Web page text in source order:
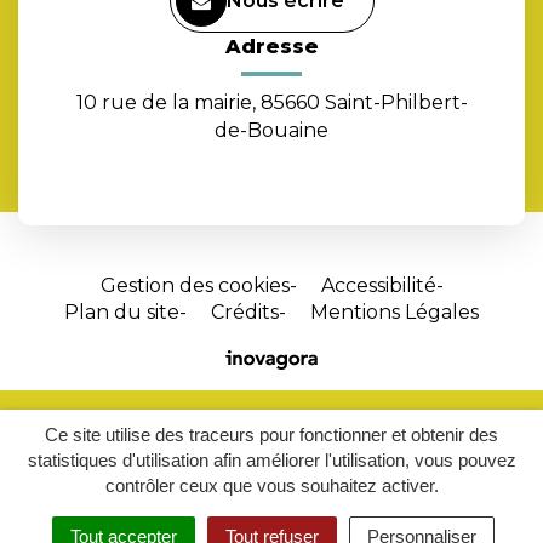
Ce site utilise des traceurs pour fonctionner et obtenir des
statistiques d'utilisation afin améliorer l'utilisation, vous pouvez
contrôler ceux que vous souhaitez activer.
Tout accepter Tout refuser Personnaliser
Adresse
10 rue de la mairie, 85660 Saint-Philbert-
de-Bouaine
Gestion des cookies
Accessibilité
Plan du site
Crédits
Mentions Légales
Site
réalisé
par
Inovagora
(ouverture
dans
un